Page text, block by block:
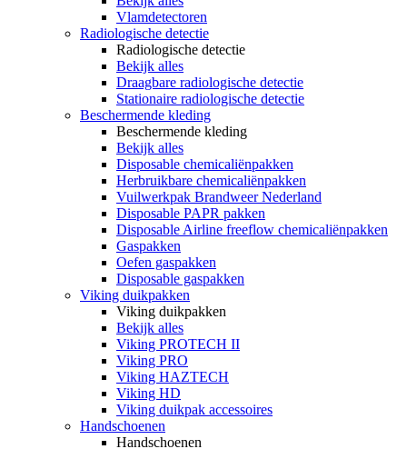
Vlamdetectoren
Radiologische detectie
Radiologische detectie
Bekijk alles
Draagbare radiologische detectie
Stationaire radiologische detectie
Beschermende kleding
Beschermende kleding
Bekijk alles
Disposable chemicaliënpakken
Herbruikbare chemicaliënpakken
Vuilwerkpak Brandweer Nederland
Disposable PAPR pakken
Disposable Airline freeflow chemicaliënpakken
Gaspakken
Oefen gaspakken
Disposable gaspakken
Viking duikpakken
Viking duikpakken
Bekijk alles
Viking PROTECH II
Viking PRO
Viking HAZTECH
Viking HD
Viking duikpak accessoires
Handschoenen
Handschoenen